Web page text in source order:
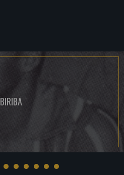
BIRIBA